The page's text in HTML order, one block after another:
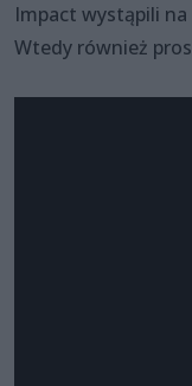
Impact wystąpili
Wtedy również